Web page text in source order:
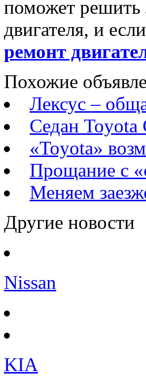
поможет решить
двигателя, и
ремонт
Похожие
Лексус –
Седан Toyota
«Toyota»
Прощание с
Меняем
Другие новости
Nissan
KIA